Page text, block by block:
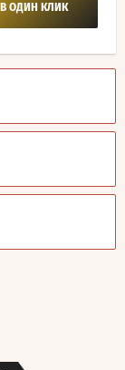
В ОДИН КЛИК